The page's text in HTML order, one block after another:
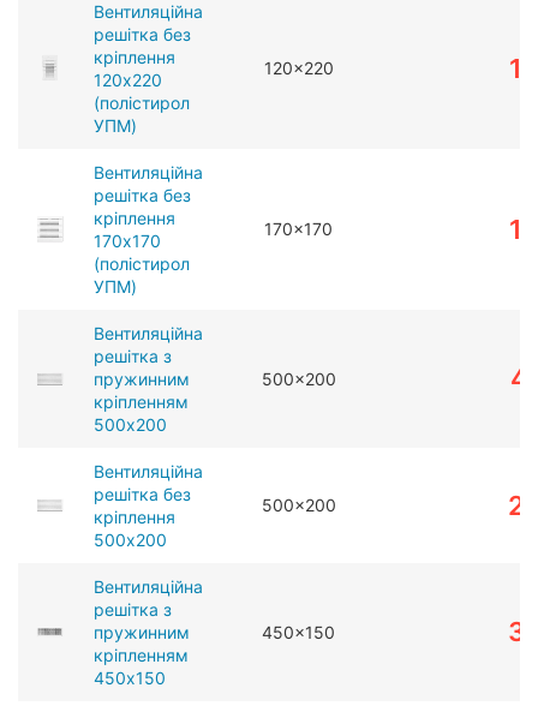
Вентиляційна
решітка без
кріплення
120x220
(полістирол
УПМ)
120x220
Вентиляційна
решітка без
кріплення
170x170
(полістирол
УПМ)
170x170
Вентиляційна
решітка з
пружинним
кріпленням
500x200
500x200
Вентиляційна
решітка без
кріплення
500x200
500x200
Вентиляційна
решітка з
пружинним
кріпленням
450x150
450x150